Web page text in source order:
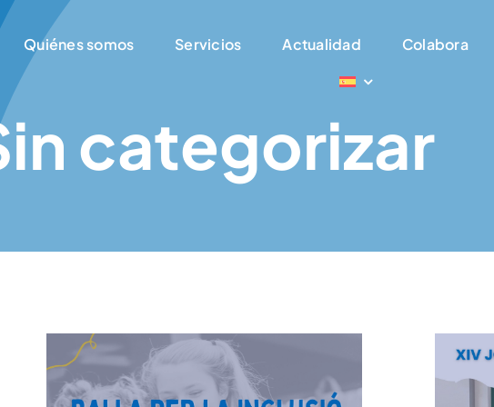
Quiénes somos Servicios Actualidad Colabora
categorizar